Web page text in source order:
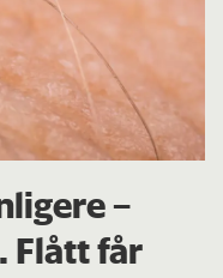
–
Flått får